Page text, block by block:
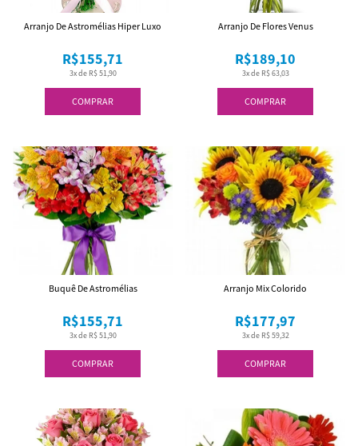
COMPRAR
3x de R$ 51,90
R$155,71
Arranjo De Astromélias Hiper Luxo
COMPRAR
3x de R$ 63,03
R$189,10
Arranjo De Flores Venus
COMPRAR
3x de R$ 51,90
R$155,71
Buquê De Astromélias
COMPRAR
3x de R$ 59,32
R$177,97
Arranjo Mix Colorido